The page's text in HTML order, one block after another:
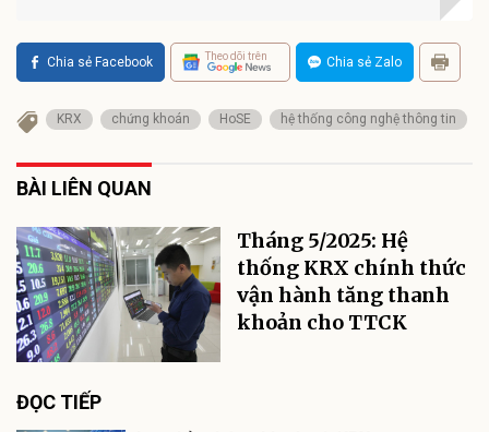
Chia sẻ Facebook Theo dõi trên Chia sẻ Zalo
KRX chứng khoán HoSE hệ thống công nghệ thông tin
BÀI LIÊN QUAN
Tháng 5/2025: Hệ
thống KRX chính thức
vận hành tăng thanh
khoản cho TTCK
ĐỌC TIẾP